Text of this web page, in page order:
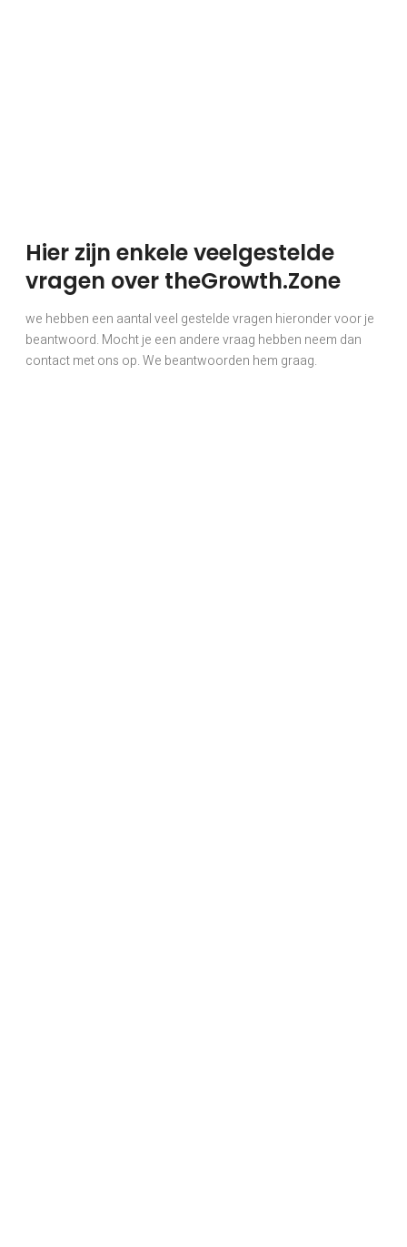
Hier zijn enkele veelgestelde
vragen over theGrowth.Zone
we hebben een aantal veel gestelde vragen hieronder voor je
beantwoord. Mocht je een andere vraag hebben neem dan
contact met ons op. We beantwoorden hem graag.